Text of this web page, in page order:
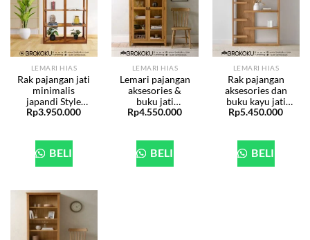
LEMARI HIAS
Rak pajangan jati
minimalis
japandi Style
BHF-194
Rp3.950.000
BELI
LEMARI HIAS
Lemari pajangan
aksesories &
buku jati
minimalis 2
Rp4.550.000
BELI
LEMARI HIAS
Rak pajangan
aksesories dan
buku kayu jati
minimalis BHF-
Rp5.450.000
BELI